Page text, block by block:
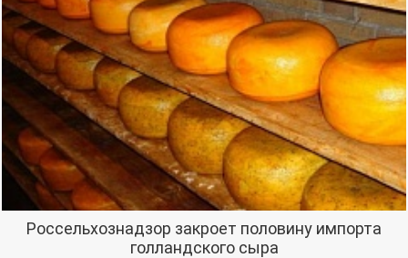
Россельхознадзор закроет половину импорта
голландского сыра